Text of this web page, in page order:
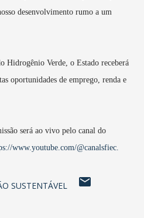
desenvolvimento rumo a um
Hidrogênio Verde, o Estado receberá
oportunidades de emprego, renda e
será ao vivo pelo canal do
www.youtube.com/@canalsfiec.
SUSTENTÁVEL